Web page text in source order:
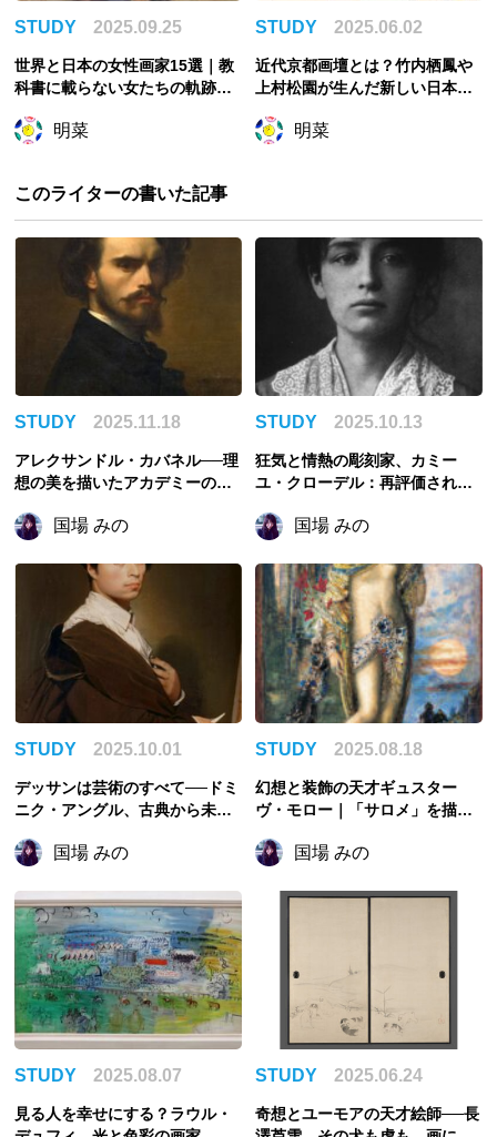
STUDY 2025.09.25
世界と日本の女性画家15選｜教
科書に載らない女たちの軌跡を
明菜
STUDY 2025.06.02
近代京都画壇とは？竹内栖鳳や
上村松園が生んだ新しい日本画
明菜
このライターの書いた記事
STUDY 2025.11.18
アレクサンドル・カバネル──理
想の美を描いたアカデミーの画
国場 みの
STUDY 2025.10.13
狂気と情熱の彫刻家、カミー
ユ・クローデル：再評価され
国場 みの
STUDY 2025.10.01
デッサンは芸術のすべて──ドミ
ニク・アングル、古典から未来
国場 みの
STUDY 2025.08.18
幻想と装飾の天才ギュスター
ヴ・モロー｜「サロメ」を描
た画家国場 みの
STUDY 2025.08.07
見る人を幸せにする？ラウル・
STUDY 2025.06.24
奇想とユーモアの天才絵師──長